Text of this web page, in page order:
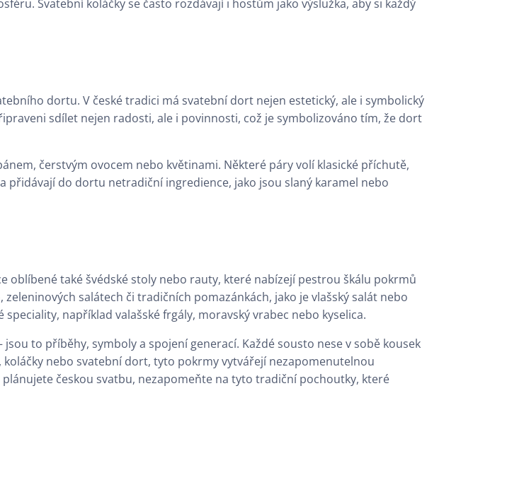
Svatební koláčky se často rozdávají i hostům jako výslužka, aby si každý
dortu. V české tradici má svatební dort nejen estetický, ale i symbolický
sdílet nejen radosti, ale i povinnosti, což je symbolizováno tím, že dort
čerstvým ovocem nebo květinami. Některé páry volí klasické příchutě,
přidávají do dortu netradiční ingredience, jako jsou slaný karamel nebo
oblíbené také švédské stoly nebo rauty, které nabízejí pestrou škálu pokrmů
salátech či tradičních pomazánkách, jako je vlašský salát nebo
například valašské frgály, moravský vrabec nebo kyselica.
to příběhy, symboly a spojení generací. Každé sousto nese v sobě kousek
nebo svatební dort, tyto pokrmy vytvářejí nezapomenutelnou
českou svatbu, nezapomeňte na tyto tradiční pochoutky, které